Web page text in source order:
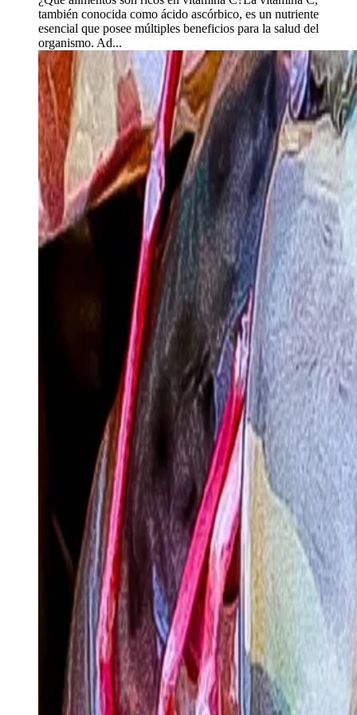
también conocida como ácido ascórbico, es un nutriente
esencial que posee múltiples beneficios para la salud del
organismo. Ad...